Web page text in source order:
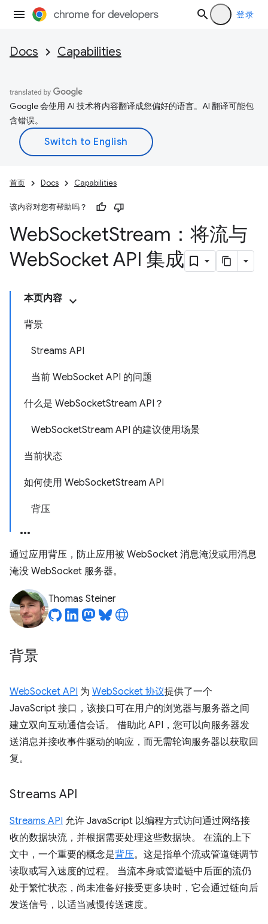
登录
Docs Capabilities
Google 会使用 AI 技术将内容翻译成您偏好的语言。AI 翻译可能包
含错误。
首页 Docs Capabilities
该内容对您有帮助吗？
WebSocketStream：将流与
WebSocket API 集成
本页内容
背景
Streams API
当前 WebSocket API 的问题
什么是 WebSocketStream API？
WebSocketStream API 的建议使用场景
当前状态
如何使用 WebSocketStream API
背压
通过应用背压，防止应用被 WebSocket 消息淹没或用消息
淹没 WebSocket 服务器。
Thomas Steiner
背景
WebSocket API 为 WebSocket 协议提供了一个
JavaScript 接口，该接口可在用户的浏览器与服务器之间
建立双向互动通信会话。 借助此 API，您可以向服务器发
送消息并接收事件驱动的响应，而无需轮询服务器以获取回
复。
Streams API
Streams API 允许 JavaScript 以编程方式访问通过网络接
收的数据块流，并根据需要处理这些数据块。 在流的上下
文中，一个重要的概念是背压。这是指单个流或管道链调节
读取或写入速度的过程。 当流本身或管道链中后面的流仍
处于繁忙状态，尚未准备好接受更多块时，它会通过链向后
发送信号，以适当减慢传送速度。